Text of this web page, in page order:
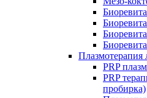
Плазмотерапия
PRP
PRP
пробирка)